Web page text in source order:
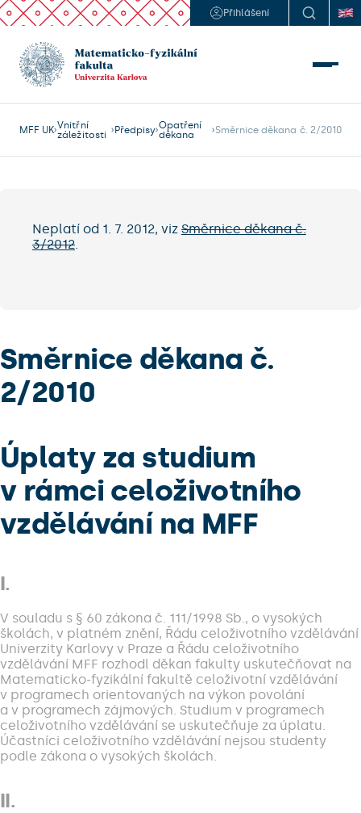
Přihlášení
MFF UK Vnitřní
záležitosti
Předpisy Opatření
děkana
Směrnice děkana č. 2/2010
Neplatí od 1. 7. 2012, viz Směrnice děkana č.
3/2012.
Směrnice děkana č.
2/2010
Úplaty za studium
v rámci celoživotního
vzdělávání na MFF
I.
V souladu s § 60 zákona č. 111/1998 Sb., o vysokých
školách, v platném znění, Řádu celoživotního vzdělávání
Univerzity Karlovy v Praze a Řádu celoživotního
vzdělávání MFF rozhodl děkan fakulty uskutečňovat na
Matematicko-fyzikální fakultě celoživotní vzdělávání
v programech orientovaných na výkon povolání
a v programech zájmových. Studium v programech
celoživotního vzdělávání se uskutečňuje za úplatu.
Účastníci celoživotního vzdělávání nejsou studenty
podle zákona o vysokých školách.
II.